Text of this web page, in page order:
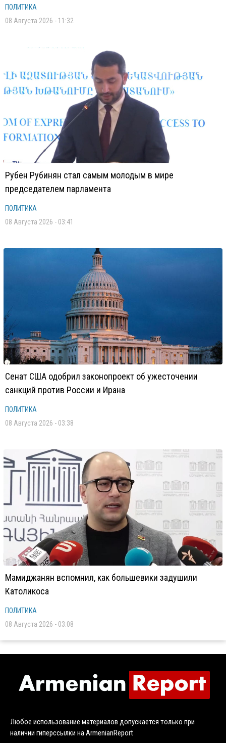
ПОЛИТИКА
08 Августа 2026 - 11:32
Рубен Рубинян стал самым молодым в мире
председателем парламента
ПОЛИТИКА
08 Августа 2026 - 03:41
Сенат США одобрил законопроект об ужесточении
санкций против России и Ирана
ПОЛИТИКА
08 Августа 2026 - 03:38
Мамиджанян вспомнил, как большевики задушили
Католикоса
ПОЛИТИКА
08 Августа 2026 - 03:08
Любое использование материалов допускается только при
наличии гиперссылки на ArmenianReport